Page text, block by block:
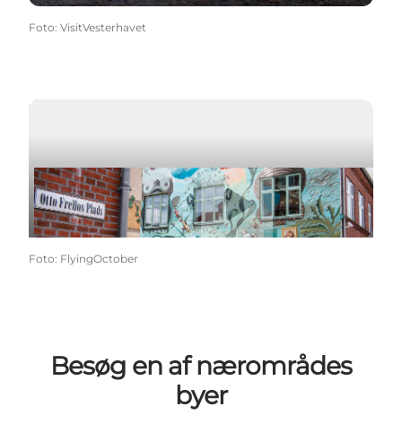
Foto: VisitVesterhavet
Afspil video
Foto: FlyingOctober
Besøg en af nærområdes
byer